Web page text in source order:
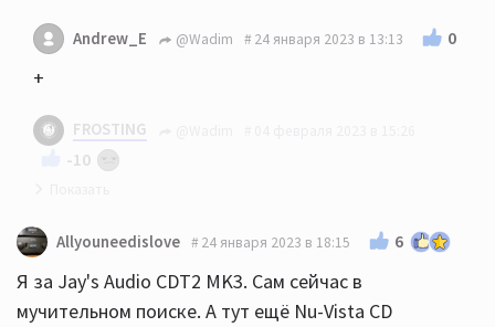
Andrew_E @Wadim 24 января 2023 в 13:13 0
+
FROSTING
-10
51xr ый новый один есть за вменяемые деньги, но
отзывы по ним больно уж противоречивые
Allyouneedislove 24 января 2023 в 18:15 6
Я за Jay's Audio CDT2 MK3. Сам сейчас в
мучительном поиске. А тут ещё Nu-Vista CD